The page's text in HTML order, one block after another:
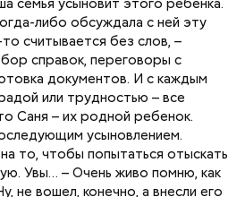
семья усыновит этого ребенка.
либо обсуждала с ней эту
считывается без слов, –
справок, переговоры с
документов. И с каждым
или трудностью – все
Саня – их родной ребенок.
усыновлением.
то, чтобы попытаться отыскать
Увы… – Очень живо помню, как
не вошел, конечно, а внесли его